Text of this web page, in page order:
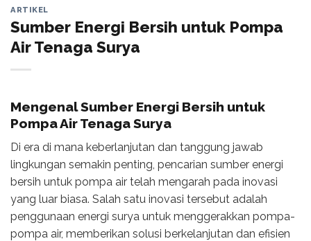
ARTIKEL
Sumber Energi Bersih untuk Pompa
Air Tenaga Surya
Mengenal Sumber Energi Bersih untuk
Pompa Air Tenaga Surya
Di era di mana keberlanjutan dan tanggung jawab
lingkungan semakin penting, pencarian sumber energi
bersih untuk pompa air telah mengarah pada inovasi
yang luar biasa. Salah satu inovasi tersebut adalah
penggunaan energi surya untuk menggerakkan pompa-
pompa air, memberikan solusi berkelanjutan dan efisien